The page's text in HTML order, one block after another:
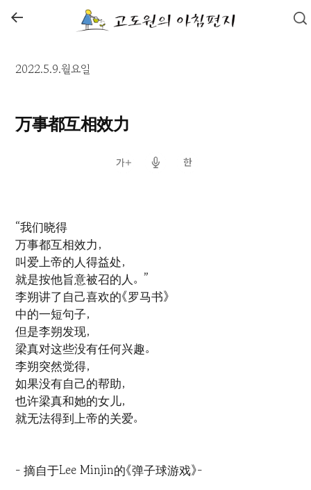
←
2022.5.9.월요일
万事都互相效力
“我们晓得
万事都互相效力，
叫爱上帝的人得益处，
就是按他旨意被召的人。”
李朔讲了自己喜欢的《罗马书》
中的一短句子，
但是李朔发现，
梁真对这些没有任何兴趣。
李朔突然觉得，
如果没有自己的帮助，
也许梁真和她的女儿，
就无法得到上帝的关爱。
- 摘自于Lee Minjin的《弹子球游戏》-